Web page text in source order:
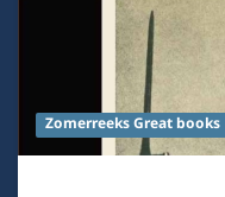
Zomerreeks Great books